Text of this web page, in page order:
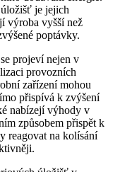
je jejich
výroba vyšší než
poptávky.
projeví nejen v
provozních
zařízení mohou
přispívá k zvýšení
nabízejí výhody v
způsobem přispět k
reagovat na kolísání